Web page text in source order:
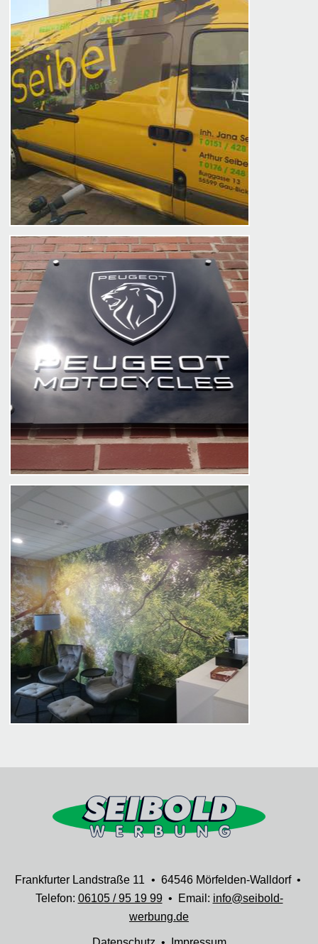
Frankfurter Landstraße 11 • 64546 Mörfelden-Walldorf •
Telefon: 06105 / 95 19 99• Email: info@seibold-
werbung.de